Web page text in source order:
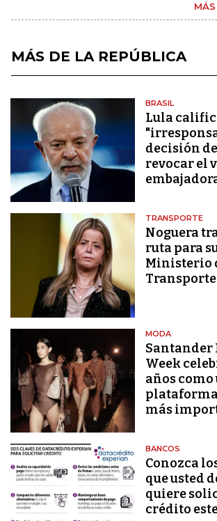
MÁS DE LA REPÚBLICA
BRASIL
Lula
decisión de
revocar el
TRANSPORTE
Noguera
ruta para
Ministerio
Transporte
MODA
Santander
Week
años como
más
BANCOS
Conozca
que usted
quiere
crédito